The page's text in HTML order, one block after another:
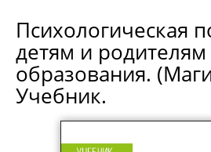
Психологическая
детям и родителям
образования.
Учебник.